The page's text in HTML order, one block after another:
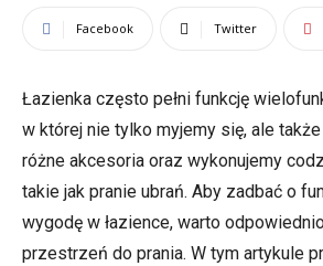
Facebook Twitter
Łazienka często pełni funkcję
w której nie tylko myjemy się, ale
różne akcesoria oraz wykonujemy
takie jak pranie ubrań. Aby zadbać o
wygodę w łazience, warto
przestrzeń do prania. W tym artykule